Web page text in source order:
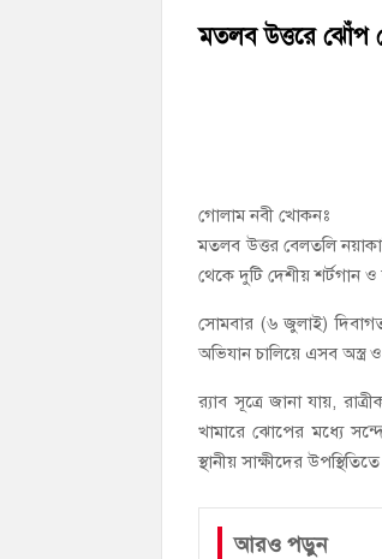
মতলব উত্তরে সোনালী
মতলব উত্তরে ঝোঁপ
গোলাম নবী খোকনঃ
মতলব উত্তর বেলতলি
থেকে দুটি দেশীয় শর্টগান
সোমবার (৬ জুলাই)
অভিযান চালিয়ে এসব অস্ত্র
র‍্যাব সূত্রে জানা যায়,
খামারে ঝোপের মধ্যে
স্থানীয় সাক্ষীদের
আরও পড়ুন